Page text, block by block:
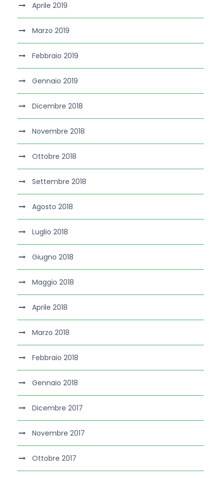
Aprile 2019
Marzo 2019
Febbraio 2019
Gennaio 2019
Dicembre 2018
Novembre 2018
Ottobre 2018
Settembre 2018
Agosto 2018
Luglio 2018
Giugno 2018
Maggio 2018
Aprile 2018
Marzo 2018
Febbraio 2018
Gennaio 2018
Dicembre 2017
Novembre 2017
Ottobre 2017